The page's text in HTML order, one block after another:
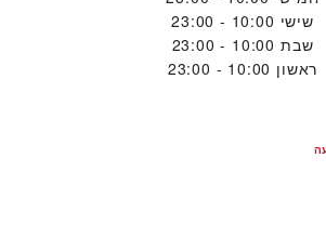
שישי 10:00 - 23:00
שבת 10:00 - 23:00
ראשון 10:00 - 23:00